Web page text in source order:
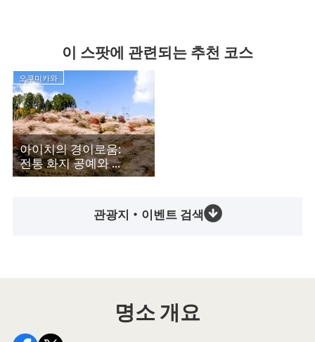
이 스팟에 관련되는 추천 코스
오쿠미카와
아이치의 경이로움:
전통 화지 공예와 ...
관광지・이벤트 검색
명소 개요